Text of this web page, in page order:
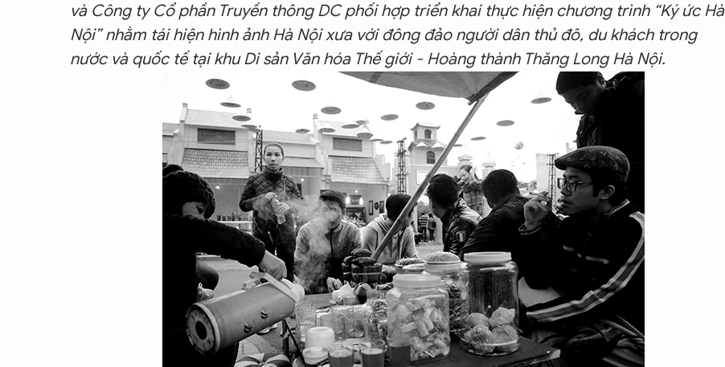
và Công ty Cổ phần Truyền thông DC phối hợp triển khai thực hiện chương trình “Ký ức Hà
Nội” nhằm tái hiện hình ảnh Hà Nội xưa với đông đảo người dân thủ đô, du khách trong
nước và quốc tế tại khu Di sản Văn hóa Thế giới - Hoàng thành Thăng Long Hà Nội.